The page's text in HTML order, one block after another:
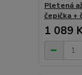
Pletená
čepička +
1 089